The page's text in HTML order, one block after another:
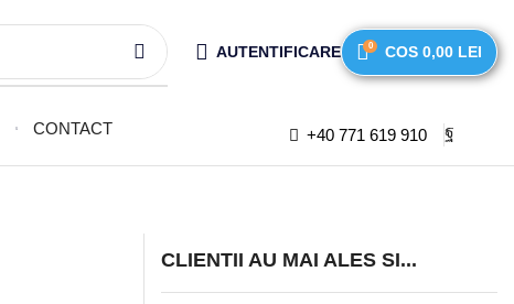
AUTENTIFICARE 0 COS 0,00 LEI
CONTACT +40 771 619 910
CLIENTII AU MAI ALES SI...